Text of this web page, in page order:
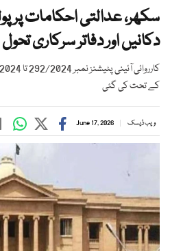
سکھر، عدالتی احکامات پر
دکانیں اور دفاتر سرکاری
کے تحت کی گئی
ویب ڈیسک June 17, 2026